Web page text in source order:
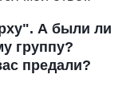
А были ли
группу?
предали?